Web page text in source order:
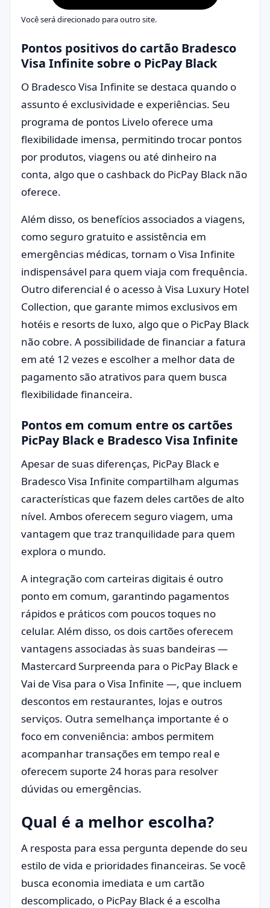
Você será direcionado para outro site.
Pontos positivos do cartão Bradesco
Visa Infinite sobre o PicPay Black
O Bradesco Visa Infinite se destaca quando o
assunto é exclusividade e experiências. Seu
programa de pontos Livelo oferece uma
flexibilidade imensa, permitindo trocar pontos
por produtos, viagens ou até dinheiro na
conta, algo que o cashback do PicPay Black não
oferece.
Além disso, os benefícios associados a viagens,
como seguro gratuito e assistência em
emergências médicas, tornam o Visa Infinite
indispensável para quem viaja com frequência.
Outro diferencial é o acesso à Visa Luxury Hotel
Collection, que garante mimos exclusivos em
hotéis e resorts de luxo, algo que o PicPay Black
não cobre. A possibilidade de financiar a fatura
em até 12 vezes e escolher a melhor data de
pagamento são atrativos para quem busca
flexibilidade financeira.
Pontos em comum entre os cartões
PicPay Black e Bradesco Visa Infinite
Apesar de suas diferenças, PicPay Black e
Bradesco Visa Infinite compartilham algumas
características que fazem deles cartões de alto
nível. Ambos oferecem seguro viagem, uma
vantagem que traz tranquilidade para quem
explora o mundo.
A integração com carteiras digitais é outro
ponto em comum, garantindo pagamentos
rápidos e práticos com poucos toques no
celular. Além disso, os dois cartões oferecem
vantagens associadas às suas bandeiras —
Mastercard Surpreenda para o PicPay Black e
Vai de Visa para o Visa Infinite —, que incluem
descontos em restaurantes, lojas e outros
serviços. Outra semelhança importante é o
foco em conveniência: ambos permitem
acompanhar transações em tempo real e
oferecem suporte 24 horas para resolver
dúvidas ou emergências.
Qual é a melhor escolha?
A resposta para essa pergunta depende do seu
estilo de vida e prioridades financeiras. Se você
busca economia imediata e um cartão
descomplicado, o PicPay Black é a escolha